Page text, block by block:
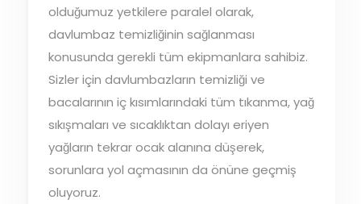
olduğumuz yetkilere paralel olarak,
davlumbaz temizliğinin sağlanması
konusunda gerekli tüm ekipmanlara sahibiz.
Sizler için davlumbazların temizliği ve
bacalarının iç kısımlarındaki tüm tıkanma, yağ
sıkışmaları ve sıcaklıktan dolayı eriyen
yağların tekrar ocak alanına düşerek,
sorunlara yol açmasının da önüne geçmiş
oluyoruz.